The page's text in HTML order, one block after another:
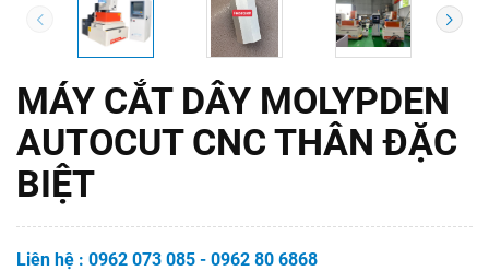
MÁY CẮT DÂY MOLYPDEN
AUTOCUT CNC THÂN ĐẶC
BIỆT
Liên hệ : 0962 073 085 - 0962 80 6868